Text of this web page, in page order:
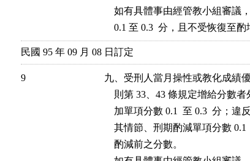
如有具體事由經管教小組審
0.1 至 0.3  分，且不受恢復至
民國 95 年 09 月 08 日訂定
9
九、受刑人當月操性或教化成績
則第 33、43 條規定增給分數
加單項分數 0.1  至 0.3  分
其情節、刑期酌減單項分數
    酌減前之分數。